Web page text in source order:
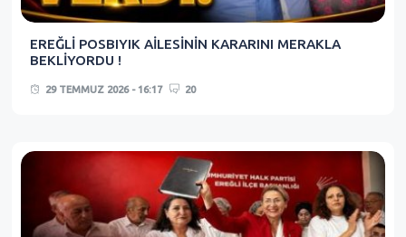
EREĞLİ POSBIYIK AİLESİNİN KARARINI MERAKLA
BEKLİYORDU !
29 TEMMUZ 2026 - 16:17 20